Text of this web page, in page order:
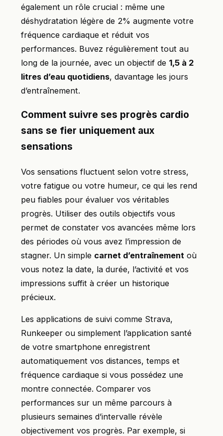
également un rôle crucial : même une
déshydratation légère de 2% augmente votre
fréquence cardiaque et réduit vos
performances. Buvez régulièrement tout au
long de la journée, avec un objectif de 1,5 à 2
litres d’eau quotidiens, davantage les jours
d’entraînement.
Comment suivre ses progrès cardio
sans se fier uniquement aux
sensations
Vos sensations fluctuent selon votre stress,
votre fatigue ou votre humeur, ce qui les rend
peu fiables pour évaluer vos véritables
progrès. Utiliser des outils objectifs vous
permet de constater vos avancées même lors
des périodes où vous avez l’impression de
stagner. Un simple carnet d’entraînement où
vous notez la date, la durée, l’activité et vos
impressions suffit à créer un historique
précieux.
Les applications de suivi comme Strava,
Runkeeper ou simplement l’application santé
de votre smartphone enregistrent
automatiquement vos distances, temps et
fréquence cardiaque si vous possédez une
montre connectée. Comparer vos
performances sur un même parcours à
plusieurs semaines d’intervalle révèle
objectivement vos progrès. Par exemple, si